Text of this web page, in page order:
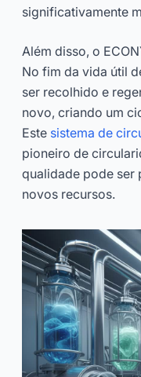
significativamente
Além disso, o
No fim da vida útil
ser recolhido e
novo, criando um
Este sistema de
pioneiro de
qualidade pode ser
novos recursos.